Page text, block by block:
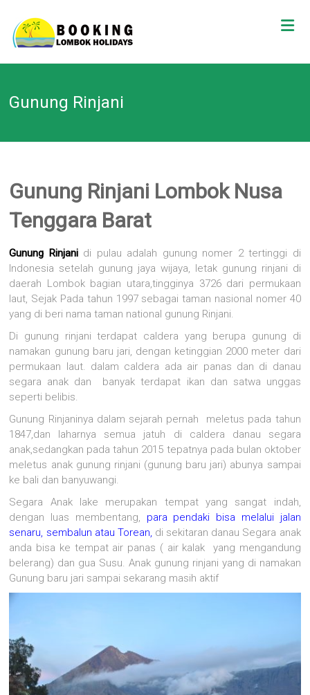
content
BOOKING
LOMBOK
HOLIDAY
Partner
Gunung Rinjani
Gunung Rinjani Lombok Nusa
Tenggara Barat
Gunung Rinjani di pulau adalah gunung nomer 2 tertinggi di
Indonesia setelah gunung jaya wijaya, letak gunung rinjani di
daerah Lombok bagian utara,tingginya 3726 dari permukaan
laut, Sejak Pada tahun 1997 sebagai taman nasional nomer 40
yang di beri nama taman national gunung Rinjani.
Di gunung rinjani terdapat caldera yang berupa gunung di
namakan gunung baru jari, dengan ketinggian 2000 meter dari
permukaan laut. dalam caldera ada air panas dan di danau
segara anak dan banyak terdapat ikan dan satwa unggas
seperti belibis.
Gunung Rinjaninya dalam sejarah pernah meletus pada tahun
1847,dan laharnya semua jatuh di caldera danau segara
anak,sedangkan pada tahun 2015 tepatnya pada bulan oktober
meletus anak gunung rinjani (gunung baru jari) abunya sampai
ke bali dan banyuwangi.
Segara Anak lake merupakan tempat yang sangat indah,
dengan luas membentang, para pendaki bisa melalui jalan
senaru, sembalun atau Torean, di sekitaran danau Segara anak
anda bisa ke tempat air panas ( air kalak yang mengandung
belerang) dan gua Susu. Anak gunung rinjani yang di namakan
Gunung baru jari sampai sekarang masih aktif